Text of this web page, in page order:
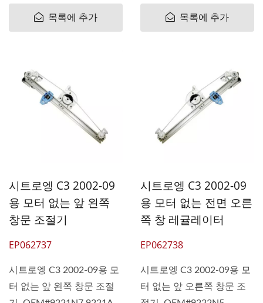
목록에 추가 목록에 추가
시트로엥 C3 2002-09
용 모터 없는 앞 왼쪽
창문 조절기
EP062737
시트로엥 C3 2002-09용 모
터 없는 앞 왼쪽 창문 조절
시트로엥 C3 2002-09
용 모터 없는 전면 오른
쪽 창 레귤레이터
EP062738
시트로엥 C3 2002-09용 모
터 없는 앞 오른쪽 창문 조